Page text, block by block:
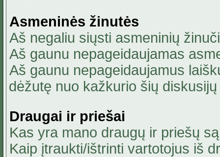
Asmeninės žinutės
Aš negaliu siųsti asmeninių
Aš gaunu nepageidaujamas
Aš gaunu nepageidaujamus
dėžutę nuo kažkurio šių
Draugai ir priešai
Kas yra mano draugų ir priešų
Kaip įtraukti/ištrinti vartotojus iš